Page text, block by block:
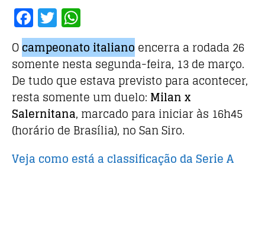
F
a
c
e
b
o
o
k
T
w
it
te
r
h
at
s
A
p
p
Ocampeonato italiano encerra a rodada 26
somente nesta segunda-feira, 13 de março.
De tudo que estava previsto para acontecer,
resta somente um duelo: Milan x
Salernitana, marcado para iniciar às 16h45
(horário de Brasília), no San Siro.
Veja como está a classificação da Serie A